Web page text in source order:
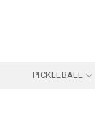
PICKLEBALL